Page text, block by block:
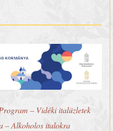
– Vidéki italüzletek
– Alkoholos italokra